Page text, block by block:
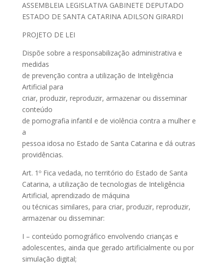
ASSEMBLEIA LEGISLATIVA GABINETE DEPUTADO
ESTADO DE SANTA CATARINA ADILSON GIRARDI
PROJETO DE LEI
Dispõe sobre a responsabilização administrativa e
medidas
de prevenção contra a utilização de Inteligência
Artificial para
criar, produzir, reproduzir, armazenar ou disseminar
conteúdo
de pornografia infantil e de violência contra a mulher e
a
pessoa idosa no Estado de Santa Catarina e dá outras
providências.
Art. 1º Fica vedada, no território do Estado de Santa
Catarina, a utilização de tecnologias de Inteligência
Artificial, aprendizado de máquina
ou técnicas similares, para criar, produzir, reproduzir,
armazenar ou disseminar:
I – conteúdo pornográfico envolvendo crianças e
adolescentes, ainda que gerado artificialmente ou por
simulação digital;